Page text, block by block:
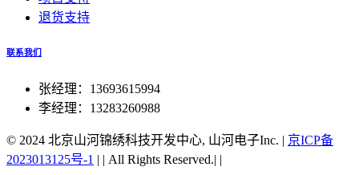
退货支持
联系我们
张经理：13693615994
李经理：13283260988
© 2024 北京山河锦绣科技开发中心, 山河电子Inc. | 京ICP备
2023013125号-1 | | All Rights Reserved.| |